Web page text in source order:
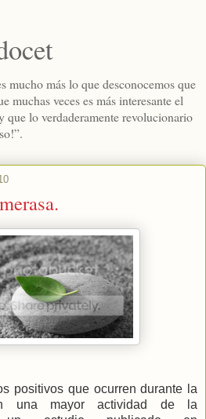
mucho más lo que desconocemos que
muchas veces es más interesante el
que lo verdaderamente revolucionario
positivos que ocurren durante la
una mayor actividad de la